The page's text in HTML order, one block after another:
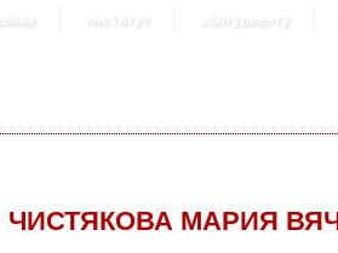
институт абитуриенту
ЧИСТЯКОВА МАРИЯ